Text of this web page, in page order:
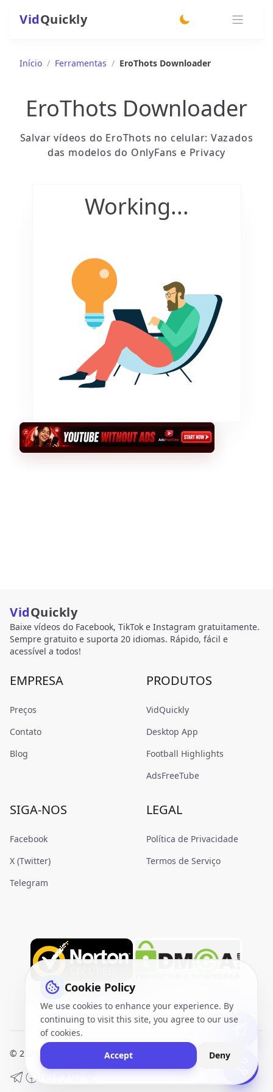
VidQuickly
Início / Ferramentas / EroThots Downloader
EroThots Downloader
Salvar vídeos do EroThots no celular: Vazados
das modelos do OnlyFans e Privacy
Working...
VidQuickly
Baixe vídeos do Facebook, TikTok e Instagram gratuitamente.
Sempre gratuito e suporta 20 idiomas. Rápido, fácil e
acessível a todos!
EMPRESA
Preços
Contato
Blog
PRODUTOS
VidQuickly
Desktop App
Football Highlights
AdsFreeTube
SIGA-NOS
Facebook
X (Twitter)
Telegram
LEGAL
Política de Privacidade
Termos de Serviço
© 2026 VidQuickly.com™. All Rights Reserved. Sitemap
Cookie Policy
We use cookies to enhance your experience. By
continuing to visit this site, you agree to our use
of cookies.
Accept
Deny